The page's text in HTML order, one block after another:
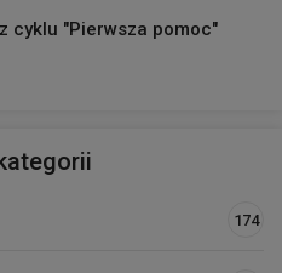
cyklu "Pierwsza pomoc"
174